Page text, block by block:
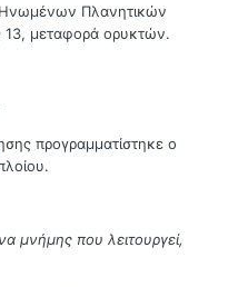
Ηνωμένων Πλανητικών
μεταφορά ορυκτών.
προγραμματίστηκε ο
μνήμης που λειτουργεί,